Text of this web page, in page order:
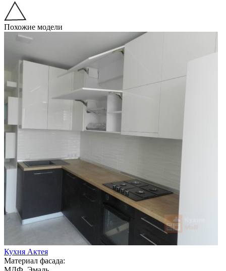
Похожие модели
Кухня Актея
Материал фасада: